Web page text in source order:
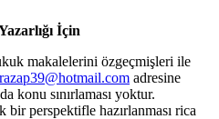
İçin
makalelerini özgeçmişleri ile
adresine
konu sınırlaması yoktur.
perspektifle hazırlanması rica